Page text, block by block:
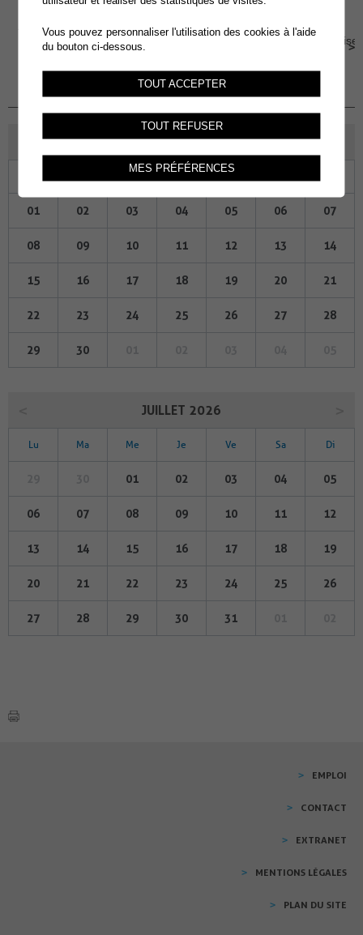
25
JUI.
REPAS COMMUNAUTAIRES
Salle Multiactivités - La Charmaie, Place sous l'église
3, 1893 Muraz
Jeudi 25 Juin 2026, 12h00
JUIN 2026
Me Je Ve
01 02 03 04 05 06 07
08 09 10 11 12 13 14
15 16 17 18 19 20 21
22 23 24 25 26 27 28
29 30
JUILLET 2026
Lu Ma Me Je Ve Sa Di
01 02 03 04 05
06 07 08 09 10 11 12
13 14 15 16 17 18 19
20 21 22 23 24 25 26
27 28 29 30 31
EMPLOI
CONTACT
EXTRANET
MENTIONS LÉGALES
PLAN DU SITE
Vous pouvez personnaliser l'utilisation des cookies à l'aide
du bouton ci-dessous.
TOUT ACCEPTER
TOUT REFUSER
MES PRÉFÉRENCES